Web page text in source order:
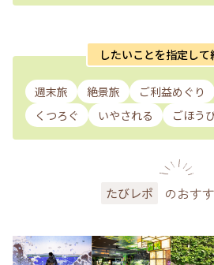
したいことを指定して
週末旅 絶景旅 ご利益めぐり
くつろぐ
いやされる ごほう
たびレポ のおす